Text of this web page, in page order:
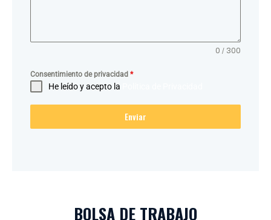
0 / 300
Consentimiento de privacidad *
He leído y acepto la
Enviar
BOLSA DE TRABAJO